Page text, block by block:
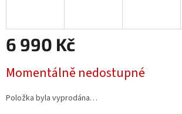
6 990 Kč
cena:
Momentálně nedostupné
Položka byla vyprodána…